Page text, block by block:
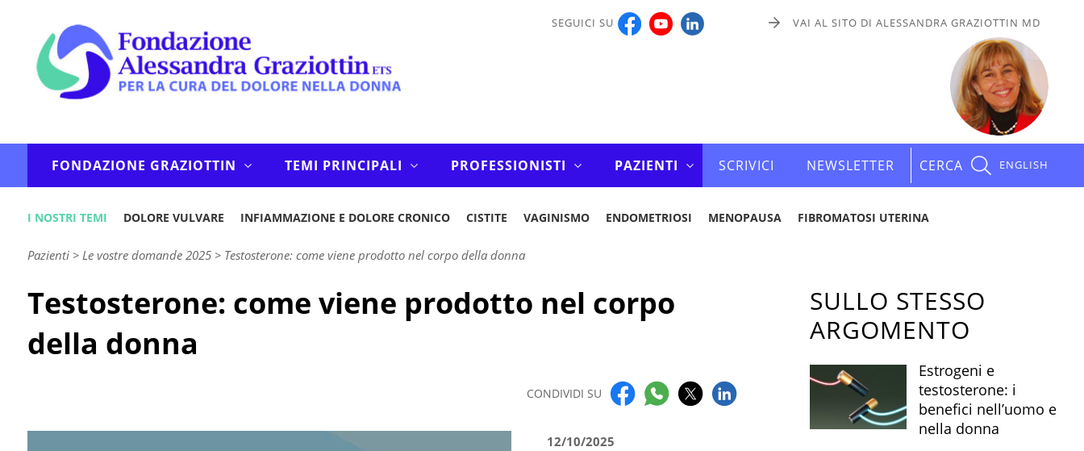
SEGUICI SU VAI AL SITO DI ALESSANDRA GRAZIOTTIN MD
FONDAZIONE GRAZIOTTIN TEMI PRINCIPALI PROFESSIONISTI PAZIENTI SCRIVICI NEWSLETTER CERCA ENGLISH
I NOSTRI TEMI DOLORE VULVARE INFIAMMAZIONE E DOLORE CRONICO CISTITE VAGINISMO ENDOMETRIOSI MENOPAUSA FIBROMATOSI UTERINA
Pazienti> Le vostre domande 2025 > Testosterone: come viene prodotto nel corpo della donna
Testosterone: come viene prodotto nel corpo
della donna
CONDIVIDI SU
12/10/2025
SULLO STESSO
ARGOMENTO
Estrogeni e
testosterone: i
benefici nell’uomo e
nella donna